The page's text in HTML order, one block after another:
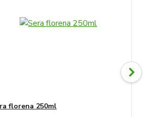
florena 250ml